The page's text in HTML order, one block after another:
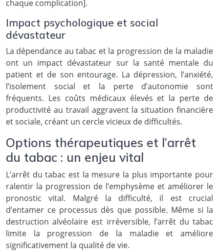
chaque complication].
Impact psychologique et social
dévastateur
La dépendance au tabac et la progression de la maladie
ont un impact dévastateur sur la santé mentale du
patient et de son entourage. La dépression, l’anxiété,
l’isolement social et la perte d’autonomie sont
fréquents. Les coûts médicaux élevés et la perte de
productivité au travail aggravent la situation financière
et sociale, créant un cercle vicieux de difficultés.
Options thérapeutiques et l’arrêt
du tabac : un enjeu vital
L’arrêt du tabac est la mesure la plus importante pour
ralentir la progression de l’emphysème et améliorer le
pronostic vital. Malgré la difficulté, il est crucial
d’entamer ce processus dès que possible. Même si la
destruction alvéolaire est irréversible, l’arrêt du tabac
limite la progression de la maladie et améliore
significativement la qualité de vie.